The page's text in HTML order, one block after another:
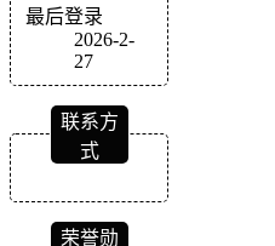
最后登录
2026-2-
27
联系方
式
荣誉勋